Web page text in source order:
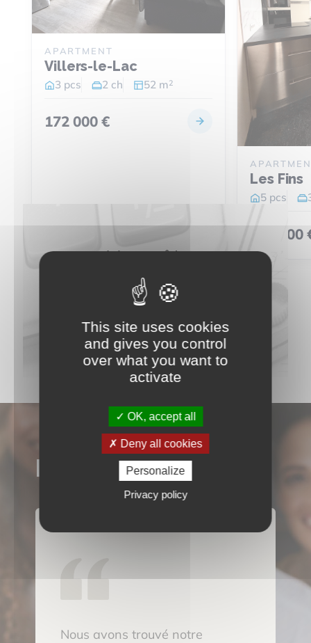
APARTMENT
Villers-le-Lac
3 pcs 2 ch 52 m2
172 000 €
Les Fins
5 pcs
368 000
Vous êtes
vendeur ?
N’attendez
plus
Estimez votre bien maintenant
NOS AVIS
Nous avons trouvé notre
This site uses cookies
and gives you control
over what you want to
activate
OK, accept all
Deny all cookies
Personalize
Privacy policy